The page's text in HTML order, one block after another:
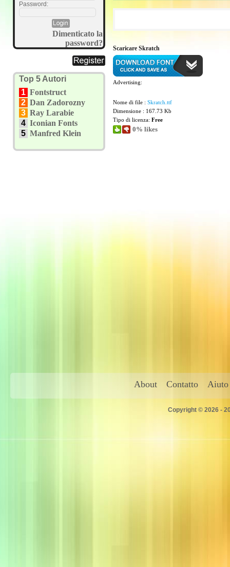
Password:
Dimenticato la
password?
Top 5 Autori
1 Fontstruct
2 Dan Zadorozny
3 Ray Larabie
4 Iconian Fonts
5 Manfred Klein
Scaricare Skratch
Advertising:
Nome di file : Skratch.ttf
Dimensione : 167.73 Kb
Tipo di licenza: Free
0% likes
About Contatto Aiuto
Copyright © 2026 -